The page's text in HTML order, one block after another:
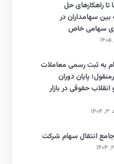
معاملات
بازار
شرکت